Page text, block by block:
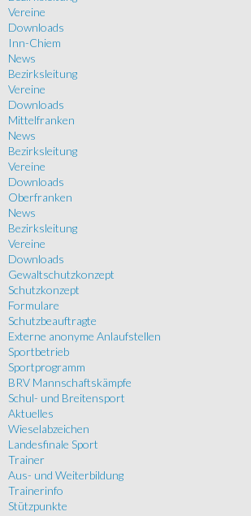
Vereine
Downloads
Inn-Chiem
News
Bezirksleitung
Vereine
Downloads
Mittelfranken
News
Bezirksleitung
Vereine
Downloads
Oberfranken
News
Bezirksleitung
Vereine
Downloads
Gewaltschutzkonzept
Schutzkonzept
Formulare
Schutzbeauftragte
Externe anonyme Anlaufstellen
Sportbetrieb
Sportprogramm
BRV Mannschaftskämpfe
Schul- und Breitensport
Aktuelles
Wieselabzeichen
Landesfinale Sport
Trainer
Aus- und Weiterbildung
Trainerinfo
Stützpunkte